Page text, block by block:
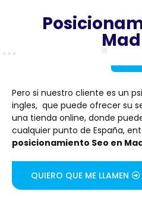
Pero si nuestro cliente es un
ingles, que puede ofrecer su
una tienda online, donde
cualquier punto de España,
posicionamiento Seo en
QUIERO QUE ME LLAMEN